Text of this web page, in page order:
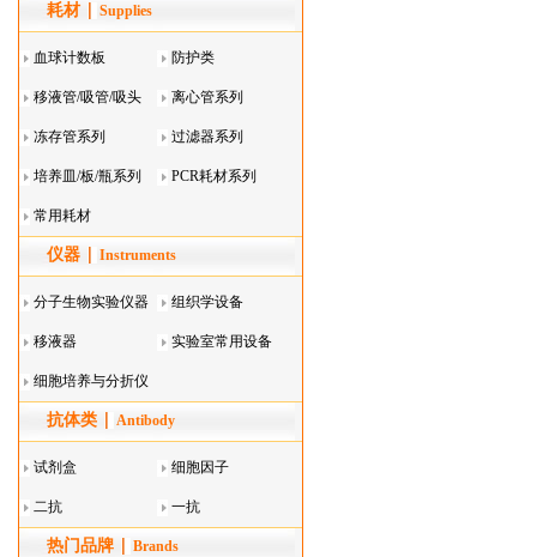
耗材 Supplies
血球计数板 防护类
移液管/吸管/吸头
系列
离心管系列
冻存管系列 过滤器系列
培养皿/板/瓶系列 PCR耗材系列
常用耗材
仪器 Instruments
分子生物实验仪器 组织学设备
移液器 实验室常用设备
细胞培养与分折仪
器叠
抗体类 Antibody
试剂盒 细胞因子
二抗 一抗
热门品牌 Brands